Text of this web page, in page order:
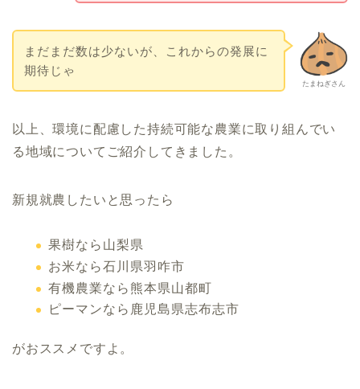
たまねぎさん
まだまだ数は少ないが、これからの発展に
期待じゃ
以上、環境に配慮した持続可能な農業に取り組んでい
る地域についてご紹介してきました。
新規就農したいと思ったら
果樹なら山梨県
お米なら石川県羽咋市
有機農業なら熊本県山都町
ピーマンなら鹿児島県志布志市
がおススメですよ。